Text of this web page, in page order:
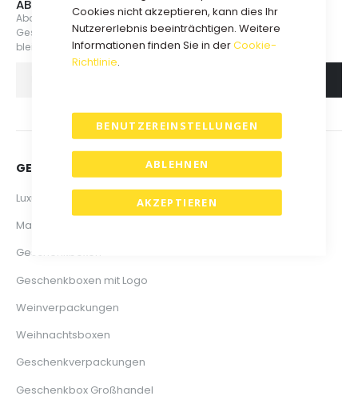
Cookies nicht akzeptieren, kann dies Ihr
Nutzererlebnis beeinträchtigen. Weitere
Informationen finden Sie in derCookie-
Richtlinie.
AKZEPTIEREN
BENUTZEREINSTELLUNGEN
ABLEHNEN
ABONNIEREN SIE UNSEREN NEWSLETTER
Abonnieren Sie jetzt unsere Mailingliste, um über neue
Geschenkboxen, Veranstaltungen und Aktionen informiert zu
bleiben.
GESCHENKBOXEN & VERPACKUNGEN
Luxus Geschenkboxen
Magnetboxen
Geschenkboxen
Geschenkboxen mit Logo
Weinverpackungen
Weihnachtsboxen
Geschenkverpackungen
Geschenkbox Großhandel